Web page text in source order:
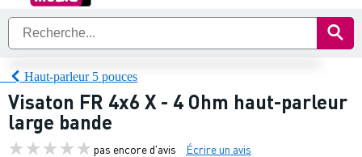
Haut-parleur 5 pouces
Visaton FR 4x6 X - 4 Ohm haut-parleur
large bande
pas encore d'avis Écrire un avis